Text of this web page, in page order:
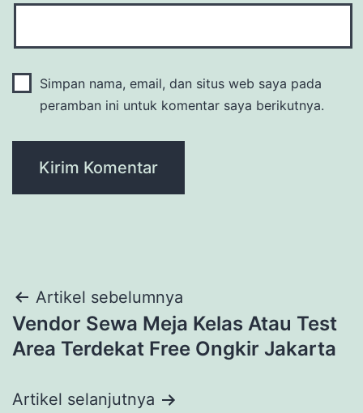
Simpan nama, email, dan situs web saya pada
peramban ini untuk komentar saya berikutnya.
Navigasi
pos
Artikel sebelumnya
Vendor Sewa Meja Kelas Atau Test
Area Terdekat Free Ongkir Jakarta
Artikel selanjutnya